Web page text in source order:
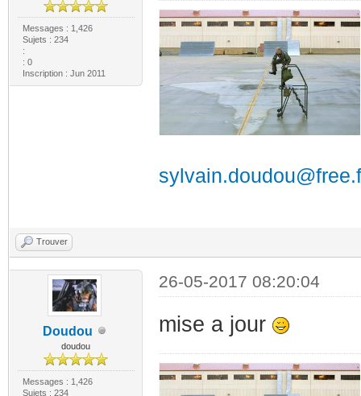
Messages : 1,426
Sujets : 234
:
: 0
Inscription : Jun 2011
Trouver
Doudou
doudou
Messages : 1,426
Sujets : 234
26-05-2017 08:20:04
mise a jour